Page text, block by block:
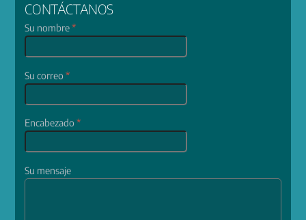
CONTÁCTANOS
Su nombre*
Su correo*
Encabezado*
Su mensaje